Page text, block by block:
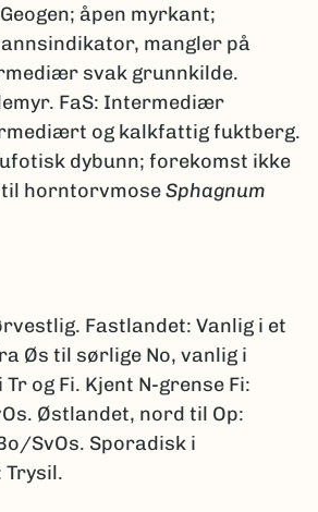
åpen myrkant;
mangler på
svak grunnkilde.
FaS: Intermediær
og kalkfattig fuktberg.
dybunn; forekomst ikke
horntorvmoseSphagnum
Fastlandet: Vanlig i et
Øs til sørlige No, vanlig i
og Fi. Kjent N-grense Fi:
Østlandet, nord til Op:
SvOs. Sporadisk i
Trysil.